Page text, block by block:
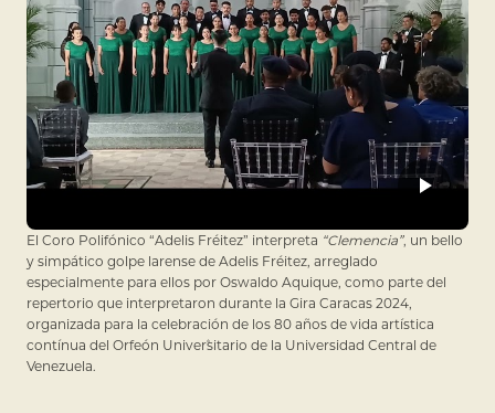
El Coro Polifónico “Adelis Fréitez” interpreta “Clemencia”, un bello
y simpático golpe larense de Adelis Fréitez, arreglado
especialmente para ellos por Oswaldo Aquique, como parte del
repertorio que interpretaron durante la Gira Caracas 2024,
organizada para la celebración de los 80 años de vida artística
contínua del Orfeón Universitario de la Universidad Central de
Venezuela.